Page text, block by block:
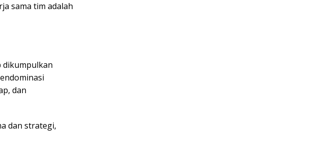
sama tim adalah
dikumpulkan
dan
dan strategi,